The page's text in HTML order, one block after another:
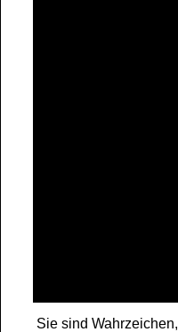
Sie sind